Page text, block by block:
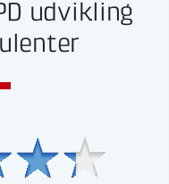
udvikling